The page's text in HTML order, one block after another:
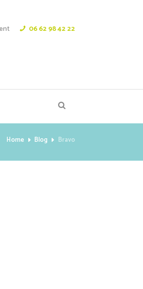
06 62 98 42 22
Home Blog Bravo